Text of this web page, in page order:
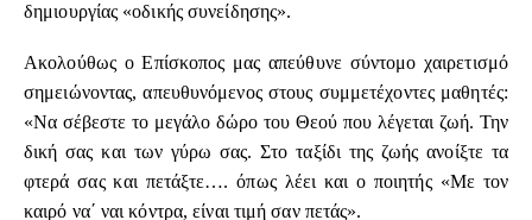
δημιουργίας «οδικής συνείδησης».
Ακολούθως ο Επίσκοπος μας απεύθυνε σύντομο χαιρετισμό
σημειώνοντας, απευθυνόμενος στους συμμετέχοντες μαθητές:
«Να σέβεστε το μεγάλο δώρο του Θεού που λέγεται ζωή. Την
δική σας και των γύρω σας. Στο ταξίδι της ζωής ανοίξτε τα
φτερά σας και πετάξτε…. όπως λέει και ο ποιητής «Με τον
καιρό να΄ ναι κόντρα, είναι τιμή σαν πετάς».